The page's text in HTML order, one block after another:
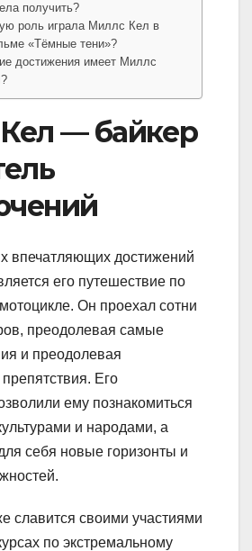
получить?
роль играла Миллс Кел в
«Тёмные тени»?
достижения имеет Миллс
— байкер
впечатляющих достижений
его путешествие по
Он проехал сотни
преодолевая самые
и преодолевая
Его
ему познакомиться
и народами, а
себя новые горизонты и
славится своими участиями
по экстремальному